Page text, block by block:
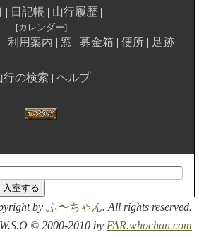
日記帳 山行履歴
カレンダー
利用案内 窓 募金箱 便所 足跡
行の検索 ヘルプ
by ふ〜ちゃん. All rights reserved.
© 2000-2010 by FAR.whochan.com